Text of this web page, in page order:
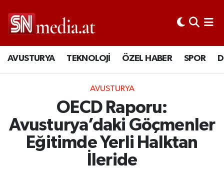
AVUSTURYA TEKNOLOJİ ÖZEL HABER SPOR
AVUSTURYA
OECD Raporu:
Avusturya’daki Göçmenler
Eğitimde Yerli Halktan
İleride